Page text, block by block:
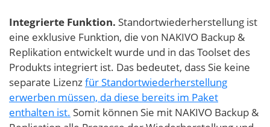
Integrierte Funktion. Standortwiederherstellung ist
eine exklusive Funktion, die von NAKIVO Backup &
Replikation entwickelt wurde und in das Toolset des
Produkts integriert ist. Das bedeutet, dass Sie keine
separate Lizenzfür Standortwiederherstellung
erwerben müssen, da diese bereits im Paket
enthalten ist. Somit können Sie mit NAKIVO Backup &